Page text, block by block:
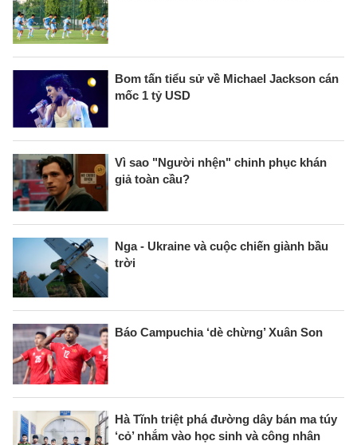
Bom tấn tiểu sử về Michael Jackson cán
mốc 1 tỷ USD
Vì sao "Người nhện" chinh phục khán
giả toàn cầu?
Nga - Ukraine và cuộc chiến giành bầu
trời
Báo Campuchia ‘dè chừng’ Xuân Son
Hà Tĩnh triệt phá đường dây bán ma túy
‘cỏ’ nhắm vào học sinh và công nhân